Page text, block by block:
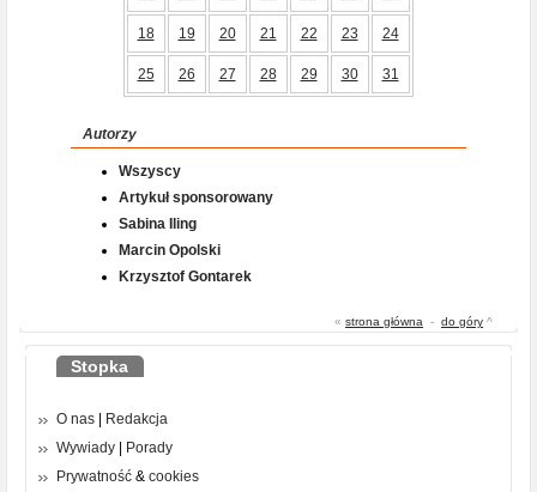
18 19 20 21 22 23 24
25 26 27 28 29 30 31
Autorzy
Wszyscy
Artykuł sponsorowany
Sabina Iling
Marcin Opolski
Krzysztof Gontarek
« strona główna - do góry ^
Stopka
O nas
Redakcja
Wywiady
Porady
Prywatność & cookies